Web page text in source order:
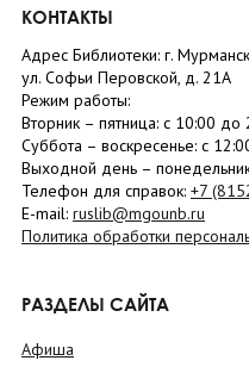
КОНТАКТЫ
Адрес Библиотеки: г.
ул. Софьи Перовской, д. 21А
Режим работы:
Вторник – пятница: с 10:00 до
Суббота – воскресенье: c
Выходной день –
Телефон для справок: +7
E-mail: ruslib@mgounb.ru
Политика обработки
РАЗДЕЛЫ САЙТА
Афиша